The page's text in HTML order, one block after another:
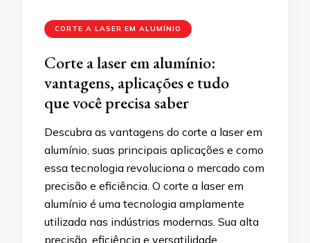
CORTE A LASER EM ALUMÍNIO
Corte a laser em alumínio:
vantagens, aplicações e tudo
que você precisa saber
Descubra as vantagens do corte a laser em
alumínio, suas principais aplicações e como
essa tecnologia revoluciona o mercado com
precisão e eficiência. O corte a laser em
alumínio é uma tecnologia amplamente
utilizada nas indústrias modernas. Sua alta
precisão, eficiência e versatilidade